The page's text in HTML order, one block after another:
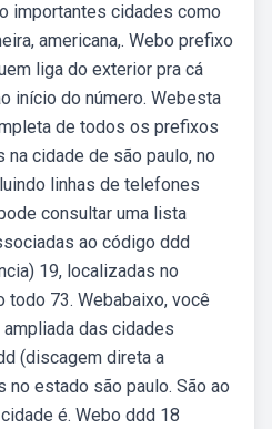
importantes cidades como
americana,. Webo prefixo
liga do exterior pra cá
início do número. Webesta
de todos os prefixos
cidade de são paulo, no
linhas de telefones
consultar uma lista
ao código ddd
19, localizadas no
todo 73. Webabaixo, você
das cidades
(discagem direta a
no estado são paulo. São ao
é. Webo ddd 18